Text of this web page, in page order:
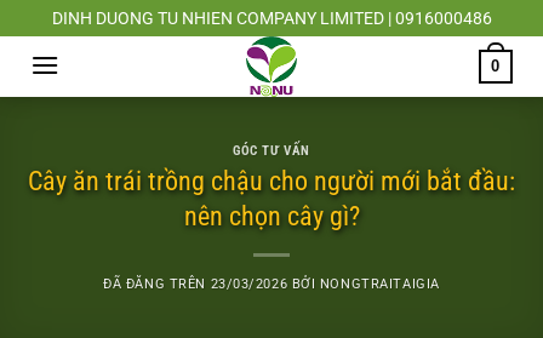
Chuyển
đến
dung
DINH DUONG TU NHIEN COMPANY LIMITED | 0916000486
0
GÓC TƯ VẤN
Cây ăn trái trồng chậu cho người mới bắt đầu:
nên chọn cây gì?
ĐÃ ĐĂNG TRÊN 23/03/2026 BỞI NONGTRAITAIGIA